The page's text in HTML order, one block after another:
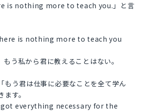
is nothing more to teach you.」と言
is nothing more to teach you
う私から君に教えることはない。
もう君は仕事に必要なことを全て学ん
す。
got everything necessary for the